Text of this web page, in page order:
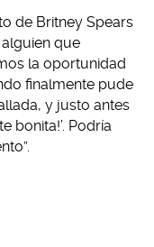
de Britney Spears
que
la oportunidad
finalmente pude
y justo antes
bonita!’. Podría